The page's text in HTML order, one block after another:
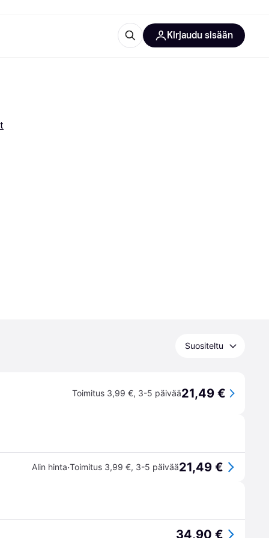
Kirjaudu sisään
Suositeltu
Toimitus 3,99 €, 3-5 päivää21,49 €
Alin hinta·Toimitus 3,99 €, 3-5 päivää21,49 €
34,90 €